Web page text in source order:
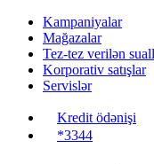
Kampaniyalar
Mağazalar
Tez-tez verilən
Korporativ satışlar
Servislər
Kredit ödənişi
*3344